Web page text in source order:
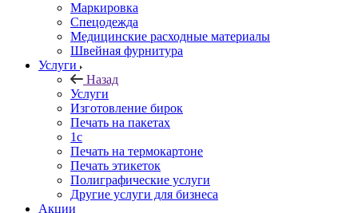
Маркировка
Спецодежда
Медицинские расходные материалы
Швейная фурнитура
Услуги
Назад
Услуги
Изготовление бирок
Печать на пакетах
1c
Печать на термокартоне
Печать этикеток
Полиграфические услуги
Другие услуги для бизнеса
Акции